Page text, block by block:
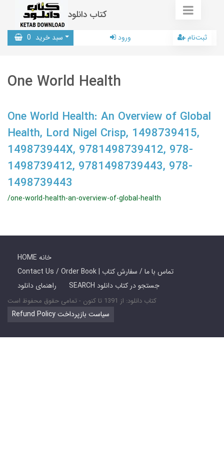
کتاب دانلود
سبد خرید 0 ورود ثبت‌نام
One World Health
One World Health: An Overview of Global
Health, Lord Nigel Crisp, 1498739415,
149873944X, 9781498739412, 978-
1498739412, 9781498739443, 978-
1498739443
/one-world-health-an-overview-of-global-health
HOME خانه
Contact Us / Order Book | تماس با ما / سفارش کتاب
راهنمای دانلود
SEARCH جستجو در کتاب دانلود
کتاب دانلود: از 1391 تا کنون - تمامی حقوق محفوظ است
Refund Policy سیاست بازپرداخت